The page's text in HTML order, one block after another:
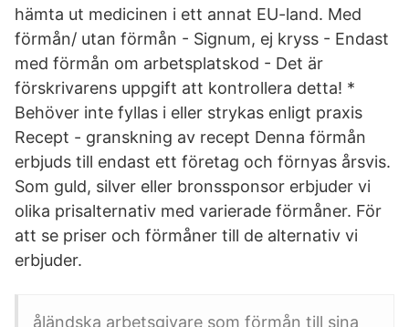
hämta ut medicinen i ett annat EU-land. Med
förmån/ utan förmån - Signum, ej kryss - Endast
med förmån om arbetsplatskod - Det är
förskrivarens uppgift att kontrollera detta! *
Behöver inte fyllas i eller strykas enligt praxis
Recept - granskning av recept Denna förmån
erbjuds till endast ett företag och förnyas årsvis.
Som guld, silver eller bronssponsor erbjuder vi
olika prisalternativ med varierade förmåner. För
att se priser och förmåner till de alternativ vi
erbjuder.
åländska arbetsgivare som förmån till sina